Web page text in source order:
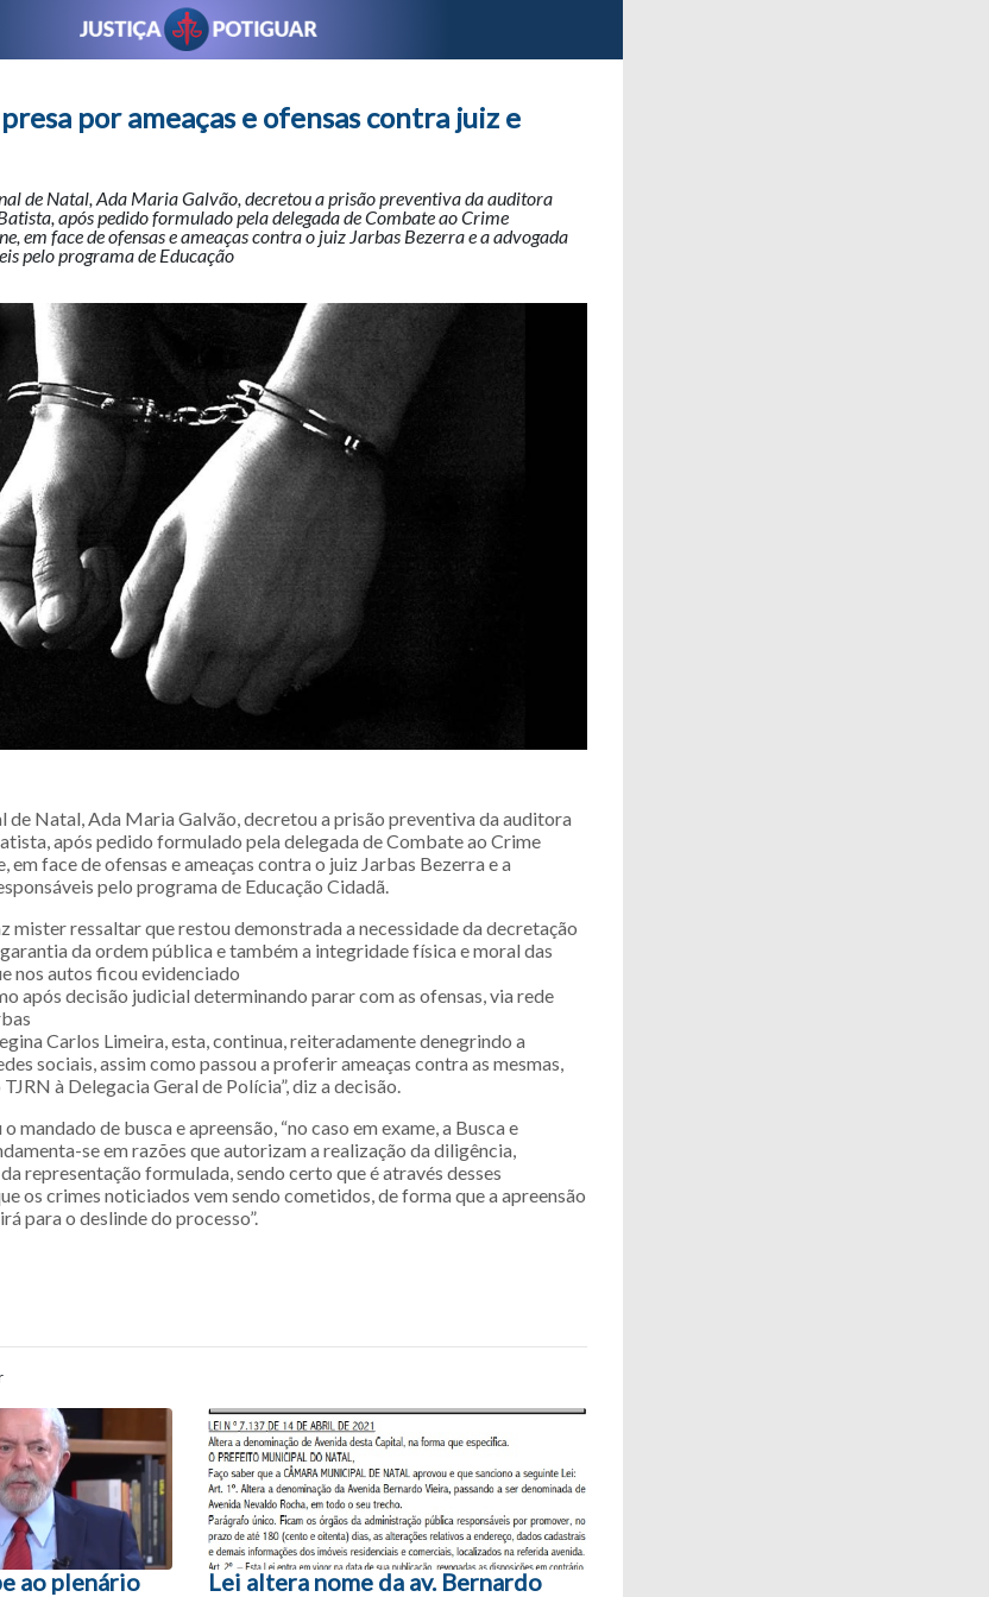
por ameaças e ofensas contra juiz e
de Natal, Ada Maria Galvão, decretou a prisão preventiva da auditora
após pedido formulado pela delegada de Combate ao Crime
em face de ofensas e ameaças contra o juiz Jarbas Bezerra e a advogada
pelo programa de Educação
de Natal, Ada Maria Galvão, decretou a prisão preventiva da auditora
após pedido formulado pela delegada de Combate ao Crime
em face de ofensas e ameaças contra o juiz Jarbas Bezerra e a
pelo programa de Educação Cidadã.
mister ressaltar que restou demonstrada a necessidade da decretação
da ordem pública e também a integridade física e moral das
nos autos ficou evidenciado
após decisão judicial determinando parar com as ofensas, via rede
Carlos Limeira, esta, continua, reiteradamente denegrindo a
sociais, assim como passou a proferir ameaças contra as mesmas,
à Delegacia Geral de Polícia”, diz a decisão.
mandado de busca e apreensão, “no caso em exame, a Busca e
se em razões que autorizam a realização da diligência,
representação formulada, sendo certo que é através desses
os crimes noticiados vem sendo cometidos, de forma que a apreensão
para o deslinde do processo”.
posts
ao plenário
Lei altera nome da av. Bernardo